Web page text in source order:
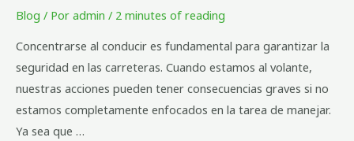
Blog / Por admin / 2 minutes of reading
Concentrarse al conducir es fundamental para garantizar la
seguridad en las carreteras. Cuando estamos al volante,
nuestras acciones pueden tener consecuencias graves si no
estamos completamente enfocados en la tarea de manejar.
Ya sea que …